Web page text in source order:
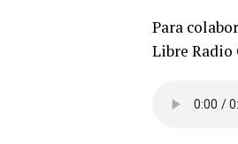
Para
Libre